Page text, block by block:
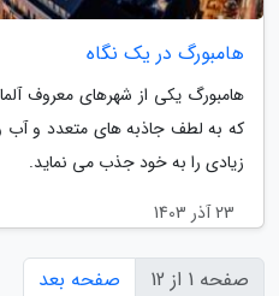
هامبورگ در یک نگاه
هامبورگ یکی از شهرهای معروف
که به لطف جاذبه های متعدد و آب
زیادی را به خود جذب می نماید.
23 آذر 1403
صفحه 1 از 12 صفحه بعد